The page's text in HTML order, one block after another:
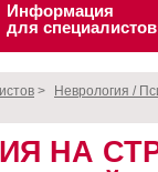
Информация
для специалистов
>
Неврология /
НА